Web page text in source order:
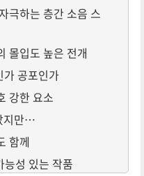
극하는 층간 소음 스
몰입도 높은 전개
가 공포인가
강한 요소
지만…
함께
능성 있는 작품